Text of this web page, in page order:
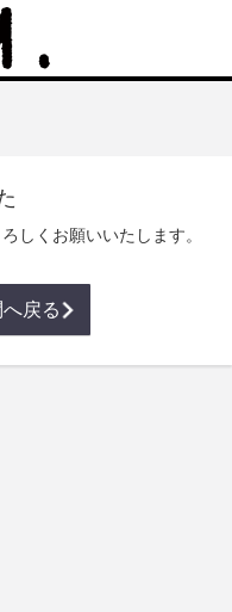
しくお願いいたします。
戻る